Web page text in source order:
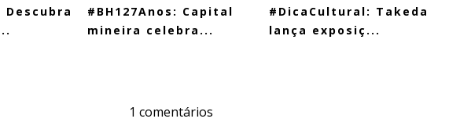
Descubra
#BH127Anos: Capital
mineira celebra...
#DicaCultural: Takeda
lança exposiç...
1 comentários